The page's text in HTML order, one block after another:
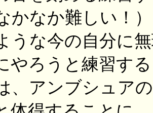
かなか難しい！）
うな今の自分に
やろうと練習する
、アンブシュア